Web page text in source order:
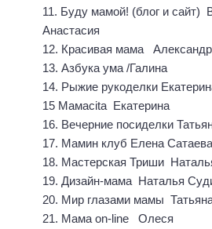
11. Буду мамой! (блог и сайт)
Анастасия
12. Красивая мама
13. Азбука ума /Галина
14. Рыжие рукоделки
15 Мамасita Екатерина
16. Вечерние посиделки
17. Мамин клуб Елена Сатаева
18. Мастерская Триши
19. Дизайн-мама Наталья
20. Мир глазами мамы
21. Мама on-line Олеся